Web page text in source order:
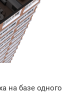
на базе одного